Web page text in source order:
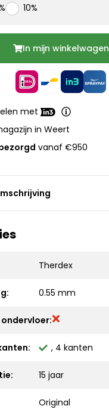
10%
In mijn winkelwagen
met
in Weert
vanaf €950
Therdex
0.55 mm
, 4 kanten
15 jaar
Original